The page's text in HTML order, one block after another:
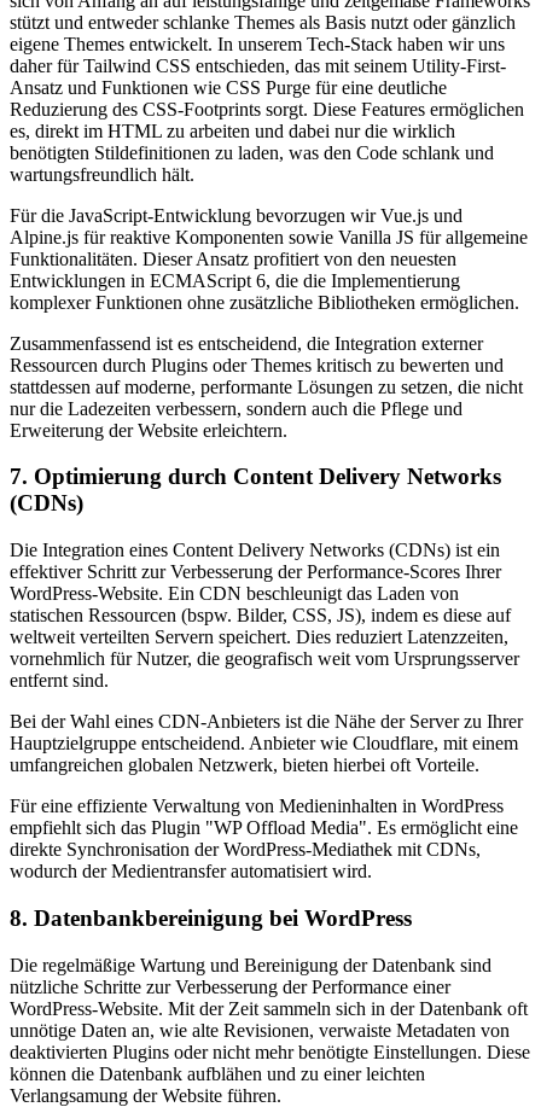
stützt und entweder schlanke Themes als Basis nutzt oder gänzlich
eigene Themes entwickelt. In unserem Tech-Stack haben wir uns
daher für Tailwind CSS entschieden, das mit seinem Utility-First-
Ansatz und Funktionen wie CSS Purge für eine deutliche
Reduzierung des CSS-Footprints sorgt. Diese Features ermöglichen
es, direkt im HTML zu arbeiten und dabei nur die wirklich
benötigten Stildefinitionen zu laden, was den Code schlank und
wartungsfreundlich hält.
Für die JavaScript-Entwicklung bevorzugen wir Vue.js und
Alpine.js für reaktive Komponenten sowie Vanilla JS für allgemeine
Funktionalitäten. Dieser Ansatz profitiert von den neuesten
Entwicklungen in ECMAScript 6, die die Implementierung
komplexer Funktionen ohne zusätzliche Bibliotheken ermöglichen.
Zusammenfassend ist es entscheidend, die Integration externer
Ressourcen durch Plugins oder Themes kritisch zu bewerten und
stattdessen auf moderne, performante Lösungen zu setzen, die nicht
nur die Ladezeiten verbessern, sondern auch die Pflege und
Erweiterung der Website erleichtern.
7. Optimierung durch Content Delivery Networks
(CDNs)
Die Integration eines Content Delivery Networks (CDNs) ist ein
effektiver Schritt zur Verbesserung der Performance-Scores Ihrer
WordPress-Website. Ein CDN beschleunigt das Laden von
statischen Ressourcen (bspw. Bilder, CSS, JS), indem es diese auf
weltweit verteilten Servern speichert. Dies reduziert Latenzzeiten,
vornehmlich für Nutzer, die geografisch weit vom Ursprungsserver
entfernt sind.
Bei der Wahl eines CDN-Anbieters ist die Nähe der Server zu Ihrer
Hauptzielgruppe entscheidend. Anbieter wie Cloudflare, mit einem
umfangreichen globalen Netzwerk, bieten hierbei oft Vorteile.
Für eine effiziente Verwaltung von Medieninhalten in WordPress
empfiehlt sich das Plugin "WP Offload Media". Es ermöglicht eine
direkte Synchronisation der WordPress-Mediathek mit CDNs,
wodurch der Medientransfer automatisiert wird.
8. Datenbankbereinigung bei WordPress
Die regelmäßige Wartung und Bereinigung der Datenbank sind
nützliche Schritte zur Verbesserung der Performance einer
WordPress-Website. Mit der Zeit sammeln sich in der Datenbank oft
unnötige Daten an, wie alte Revisionen, verwaiste Metadaten von
deaktivierten Plugins oder nicht mehr benötigte Einstellungen. Diese
können die Datenbank aufblähen und zu einer leichten
Verlangsamung der Website führen.